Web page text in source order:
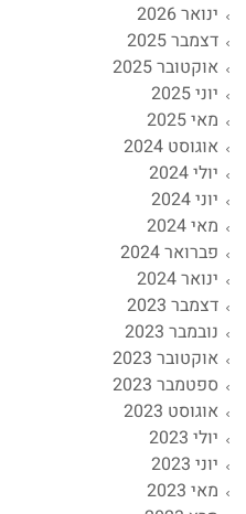
ינואר 2026
דצמבר 2025
אוקטובר 2025
יוני 2025
מאי 2025
אוגוסט 2024
יולי 2024
יוני 2024
מאי 2024
פברואר 2024
ינואר 2024
דצמבר 2023
נובמבר 2023
אוקטובר 2023
ספטמבר 2023
אוגוסט 2023
יולי 2023
יוני 2023
מאי 2023